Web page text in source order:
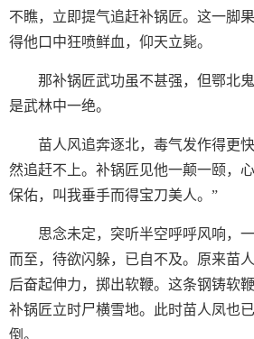
不瞧，立即提气追赶补锅匠。这一脚
得他口中狂喷鲜血，仰天立毙。
那补锅匠武功虽不甚强，但鄂北
是武林中一绝。
苗人风追奔逐北，毒气发作得更
然追赶不上。补锅匠见他一颠一颐，
保佑，叫我垂手而得宝刀美人。”
思念未定，突听半空呼呼风响，
而至，待欲闪躲，已自不及。原来苗
后奋起伸力，掷出软鞭。这条钢铸软
补锅匠立时尸横雪地。此时苗人凤也
倒。